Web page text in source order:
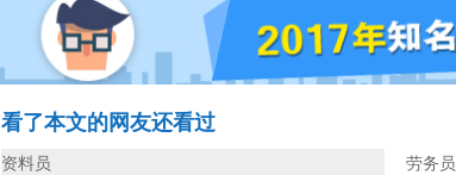
看了本文的网友还看过
资料员
劳务员